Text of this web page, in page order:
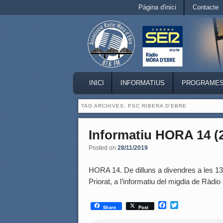
Pàgina d'inici Contacte
MAIN MENU
SKIP TO PRIMARY CONTENT
SKIP TO SECONDARY CONTENT
INICI INFORMATIUS PROGRAMES
TAG ARCHIVES: PSC RIBERA D’EBRE
Informatiu HORA 14
Posted on 28/11/2019
HORA 14. De dilluns a divendres a les
Priorat, a l’informatiu del migdia de
Share Post
F